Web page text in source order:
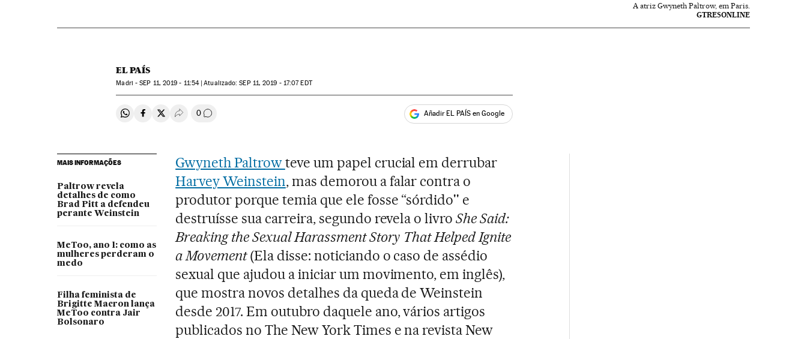
A atriz Gwyneth Paltrow, em Paris.
GTRESONLINE
EL PAÍS
Madri -SEP 11, 2019 - 11:54 atualizado: SEP11, 2019 - 17:07EDT
Compartir en Whatsapp
Compartir en Facebook
Compartir en Twitter
Desplegar Redes Sociales
0 Comentários Añadir EL PAÍS en Google
MAIS INFORMAÇÕES
Paltrow revela
detalhes de como
Brad Pitt a defendeu
perante Weinstein
MeToo, ano 1: como as
mulheres perderam o
medo
Filha feminista de
Brigitte Macron lança
MeToo contra Jair
Bolsonaro
Gwyneth Paltrowteve um papel crucial em derrubar
Harvey Weinstein, mas demorou a falar contra o
produtor porque temia que ele fosse “sórdido'' e
destruísse sua carreira, segundo revela o livroShe Said:
Breaking the Sexual Harassment Story That Helped Ignite
a Movement(Ela disse: noticiando o caso de assédio
sexual que ajudou a iniciar um movimento, em inglês),
que mostra novos detalhes da queda de Weinstein
desde 2017. Em outubro daquele ano, vários artigos
publicados no The New York Times e na revista New